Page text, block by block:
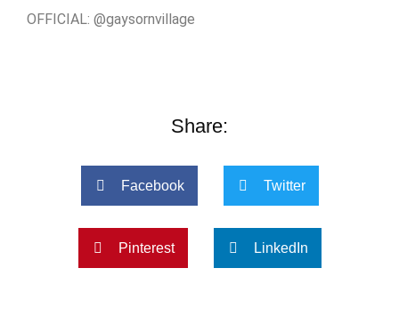
OFFICIAL: @gaysornvillage
Share:
Facebook Twitter
Pinterest LinkedIn